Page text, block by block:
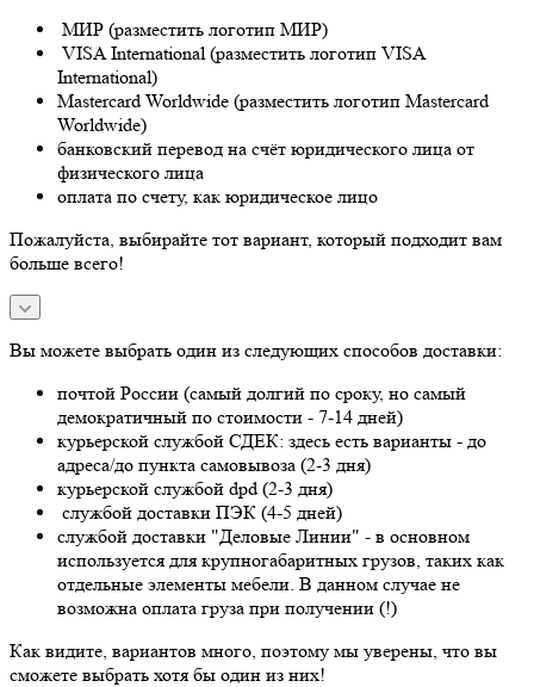
МИР (разместить логотип МИР)
VISA International (разместить логотип VISA
International)
Mastercard Worldwide (разместить логотип Mastercard
Worldwide)
банковский перевод на счёт юридического лица от
физического лица
оплата по счету, как юридическое лицо
Пожалуйста, выбирайте тот вариант, который подходит вам
больше всего!
Вы можете выбрать один из следующих способов доставки:
почтой России (самый долгий по сроку, но самый
демократичный по стоимости - 7-14 дней)
курьерской службой СДЕК: здесь есть варианты - до
адреса/до пункта самовывоза (2-3 дня)
курьерской службой dpd (2-3 дня)
службой доставки ПЭК (4-5 дней)
службой доставки "Деловые Линии" - в основном
используется для крупногабаритных грузов, таких как
отдельные элементы мебели. В данном случае не
возможна оплата груза при получении (!)
Как видите, вариантов много, поэтому мы уверены, что вы
сможете выбрать хотя бы один из них!